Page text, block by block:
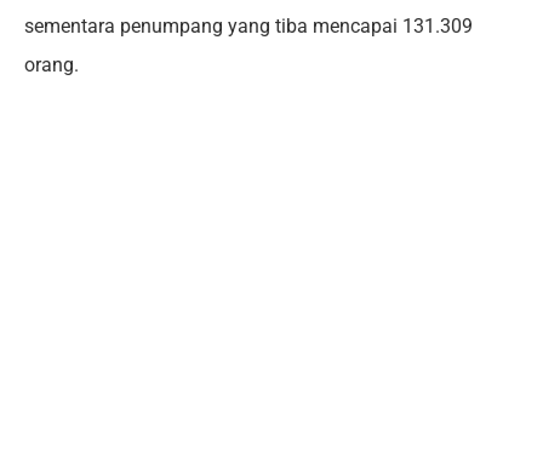
sementara penumpang yang tiba mencapai 131.309
orang.